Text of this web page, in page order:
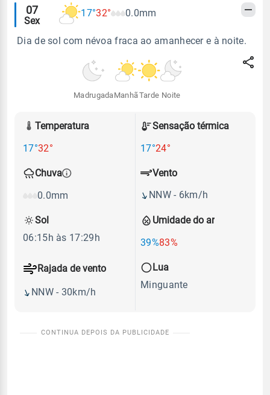
Alertas
meteorológicos
07
Sex
17°32° 0.0mm
Dia de sol com névoa fraca ao amanhecer e à noite.
Madrugada Manhã Tarde Noite
Temperatura
17°32°
Sensação térmica
17°24°
Chuva
0.0mm
Umidade do ar
39%83%
Vento
NNW - 6km/h
Rajada de vento
NNW - 30km/h
Sol
06:15h às 17:29h
Lua
Minguante